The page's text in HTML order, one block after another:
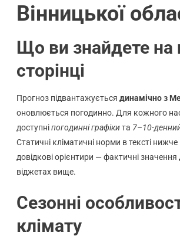
Вінницької
Що ви знайдете на
сторінці
Прогноз підвантажується динамічно з
оновлюється погодинно. Для кожного
доступніпогодинні графікита 7–10-
Статичні кліматичні норми в тексті нижче
довідкові орієнтири — фактичні значення
віджетах вище.
Сезонні
клімату